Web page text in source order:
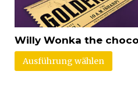
Willy Wonka the
Ausführung wählen